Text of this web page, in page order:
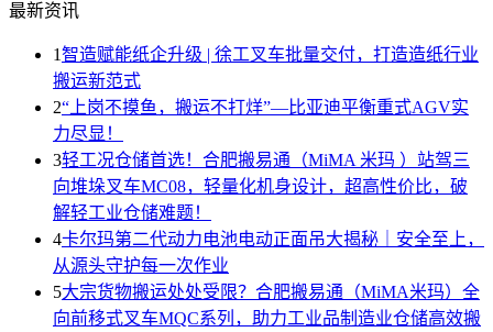
最新资讯
1智造赋能纸企升级 | 徐工叉车批量交付，打造造纸行业
搬运新范式
2“上岗不摸鱼，搬运不打烊”—比亚迪平衡重式AGV实
力尽显！
3轻工况仓储首选！合肥搬易通（MiMA 米玛 ）站驾三
向堆垛叉车MC08，轻量化机身设计，超高性价比，破
解轻工业仓储难题！
4卡尔玛第二代动力电池电动正面吊大揭秘｜安全至上，
从源头守护每一次作业
5大宗货物搬运处处受限？合肥搬易通（MiMA米玛）全
向前移式叉车MQC系列，助力工业品制造业仓储高效搬